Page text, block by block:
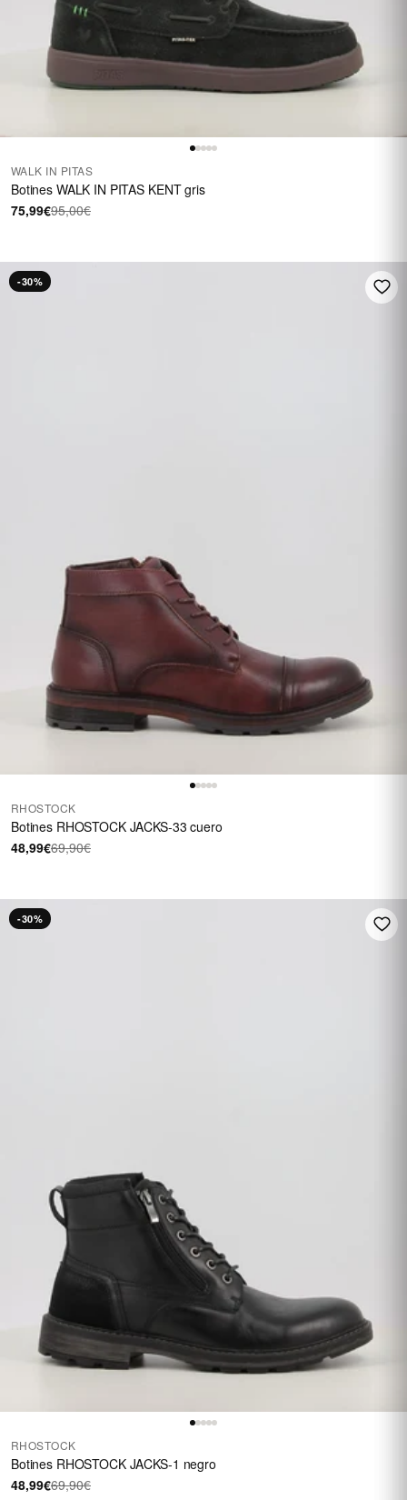
WALK IN PITAS
Botines WALK IN PITAS KENT gris
75,99€95,00€
-30%
RHOSTOCK
Botines RHOSTOCK JACKS-33 cuero
48,99€69,90€
-30%
RHOSTOCK
Botines RHOSTOCK JACKS-1 negro
48,99€69,90€